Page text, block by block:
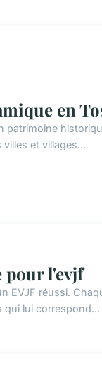
en
patrimoine
et villages...
pour l'evjf
EVJF réussi.
qui lui correspond...